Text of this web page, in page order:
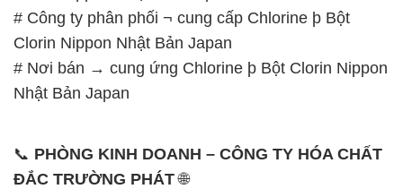
# Công ty phân phối ¬ cung cấp Chlorine þ Bột
Clorin Nippon Nhật Bản Japan
# Nơi bán → cung ứng Chlorine þ Bột Clorin Nippon
Nhật Bản Japan
📞 PHÒNG KINH DOANH – CÔNG TY HÓA CHẤT
ĐẮC TRƯỜNG PHÁT🌐